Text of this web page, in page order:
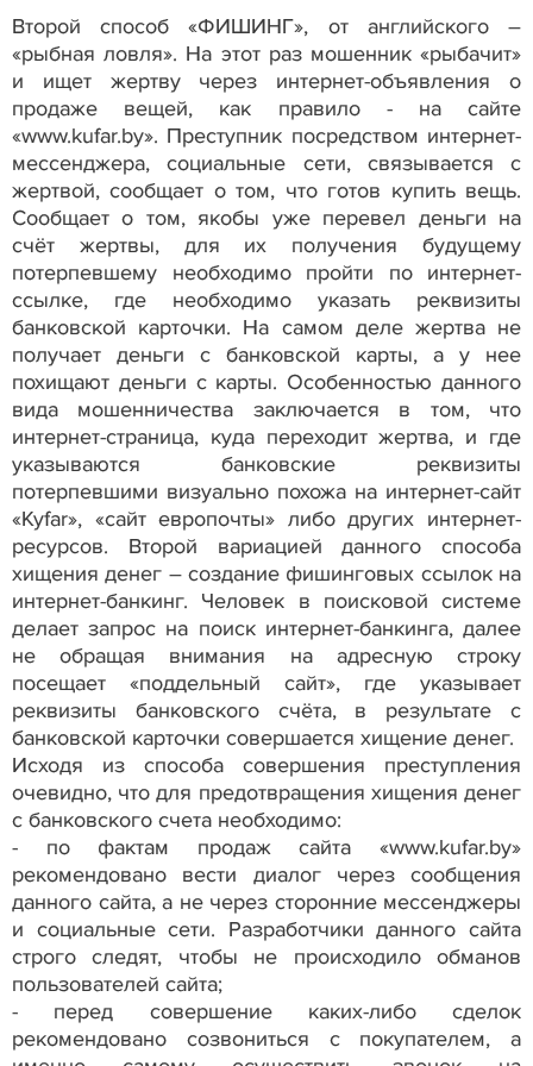
Второй способ «ФИШИНГ», от английского –
«рыбная ловля». На этот раз мошенник «рыбачит»
и ищет жертву через интернет-объявления о
продаже вещей, как правило - на сайте
«www.kufar.by». Преступник посредством интернет-
мессенджера, социальные сети, связывается с
жертвой, сообщает о том, что готов купить вещь.
Сообщает о том, якобы уже перевел деньги на
счёт жертвы, для их получения будущему
потерпевшему необходимо пройти по интернет-
ссылке, где необходимо указать реквизиты
банковской карточки. На самом деле жертва не
получает деньги с банковской карты, а у нее
похищают деньги с карты. Особенностью данного
вида мошенничества заключается в том, что
интернет-страница, куда переходит жертва, и где
указываются банковские реквизиты
потерпевшими визуально похожа на интернет-сайт
«Kyfar», «сайт европочты» либо других интернет-
ресурсов. Второй вариацией данного способа
хищения денег – создание фишинговых ссылок на
интернет-банкинг. Человек в поисковой системе
делает запрос на поиск интернет-банкинга, далее
не обращая внимания на адресную строку
посещает «поддельный сайт», где указывает
реквизиты банковского счёта, в результате с
банковской карточки совершается хищение денег.
Исходя из способа совершения преступления
очевидно, что для предотвращения хищения денег
с банковского счета необходимо:
- по фактам продаж сайта «www.kufar.by»
рекомендовано вести диалог через сообщения
данного сайта, а не через сторонние мессенджеры
и социальные сети. Разработчики данного сайта
строго следят, чтобы не происходило обманов
пользователей сайта;
- перед совершение каких-либо сделок
рекомендовано созвониться с покупателем, а